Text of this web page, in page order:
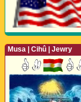
Musa | Cihû | Jewry